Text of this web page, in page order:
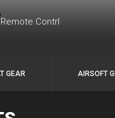
Contrl
GEAR AIRSOFT